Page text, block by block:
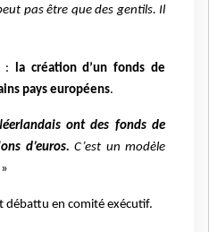
pas être que des gentils. Il
:
la création d’un fonds de
pays européens.
ont des fonds de
d’euros. C’est un modèle
débattu en comité exécutif.